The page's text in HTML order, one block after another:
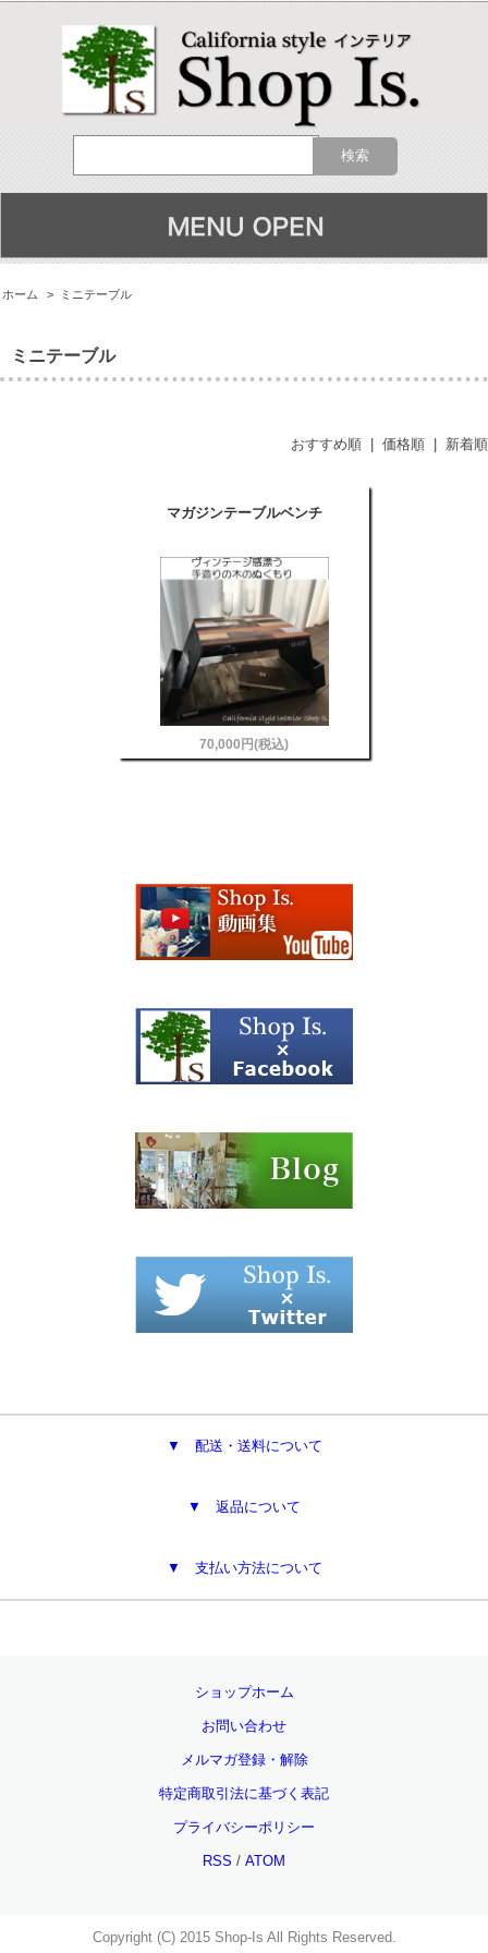
ホーム > ミニテーブル
ミニテーブル
おすすめ順 価格順 新着順
マガジンテーブルベンチ
70,000円(税込)
▼ 配送・送料について
▼ 返品について
▼ 支払い方法について
ショップホーム
お問い合わせ
メルマガ登録・解除
特定商取引法に基づく表記
プライバシーポリシー
RSS / ATOM
Copyright (C) 2015 Shop-Is All Rights Reserved.